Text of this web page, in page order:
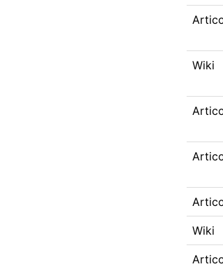
Wiki
Wiki